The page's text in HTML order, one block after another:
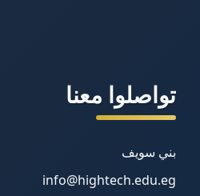
تواصلوا معنا
بني سويف
info@hightech.edu.eg